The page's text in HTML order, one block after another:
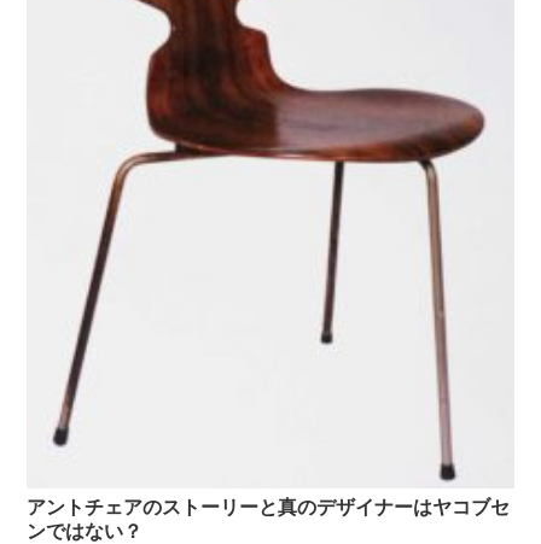
アントチェアのストーリーと真のデザイナーはヤコブセ
ンではない？